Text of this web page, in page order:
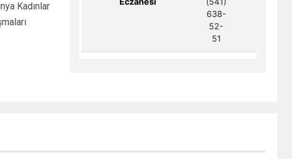
Kadınlar